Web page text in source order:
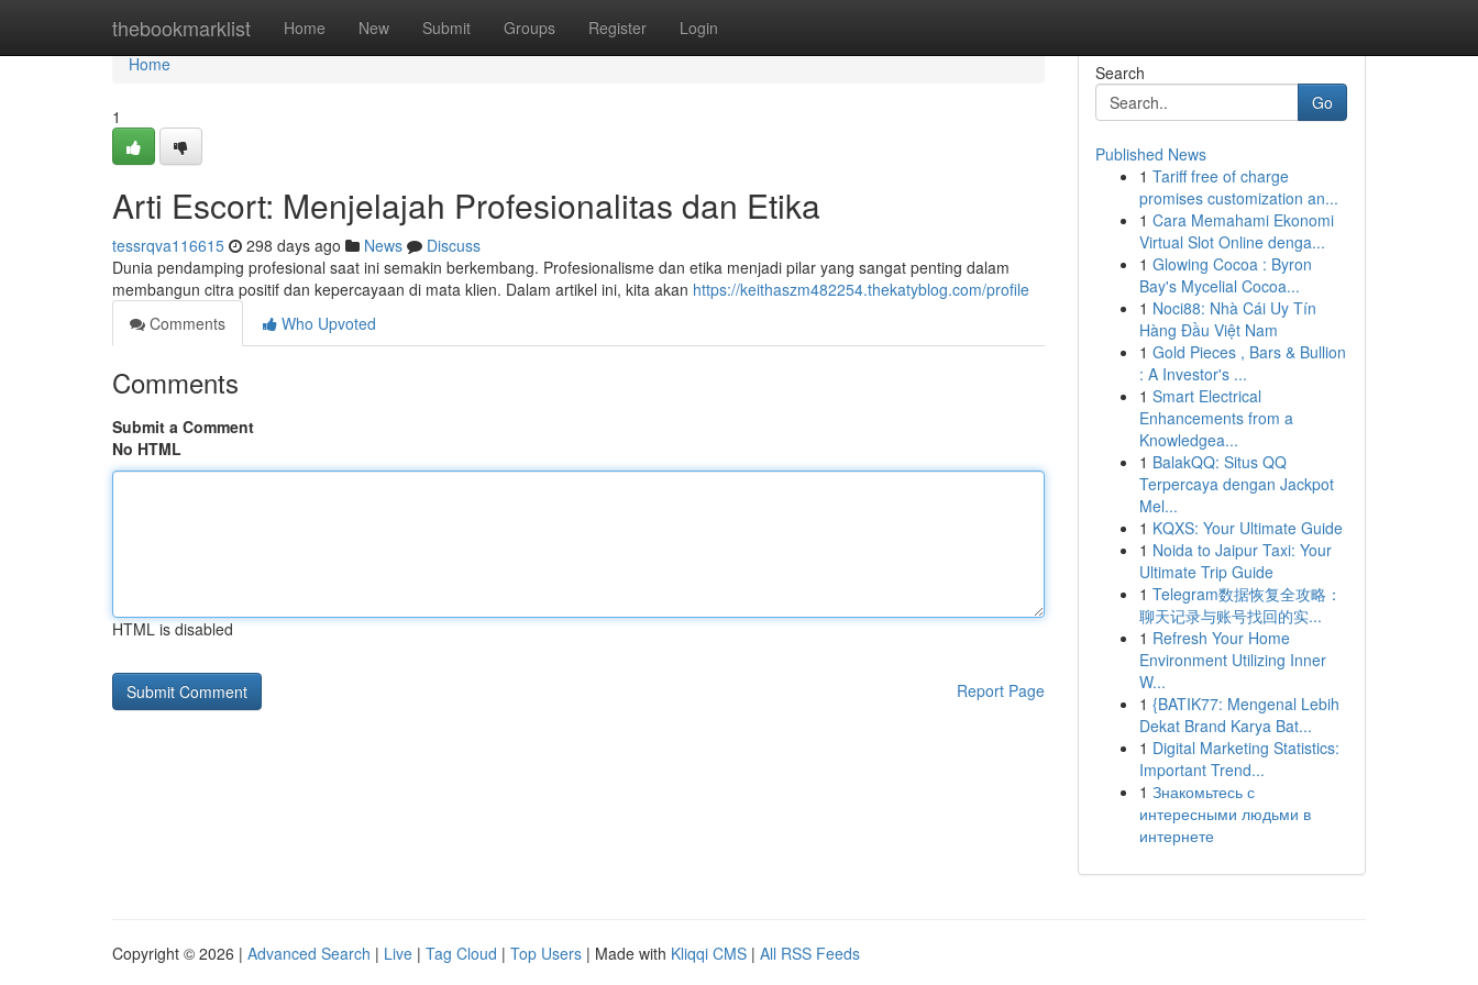
thebookmarklist Home New Submit Groups Register Login
Home
Home
1
Arti Escort: Menjelajah Profesionalitas dan Etika
tessrqva116615 298 days ago News
Discuss
Dunia pendamping profesional saat ini semakin berkembang. Profesionalisme dan etika menjadi pilar yang sangat penting dalam
membangun citra positif dan kepercayaan di mata klien. Dalam artikel ini, kita akan https://keithaszm482254.thekatyblog.com/profile
Comments
Who Upvoted
Comments
Submit a Comment
No HTML
HTML is disabled
Report Page
Search
Go
Published News
1 Tariff free of charge
promises customization an...
1 Cara Memahami Ekonomi
Virtual Slot Online denga...
1 Glowing Cocoa : Byron
Bay's Mycelial Cocoa...
1 Noci88: Nhà Cái Uy Tín
Hàng Đầu Việt Nam
1 Gold Pieces , Bars & Bullion
: A Investor's ...
1 Smart Electrical
Enhancements from a
Knowledgea...
1 BalakQQ: Situs QQ
Terpercaya dengan Jackpot
Mel...
1 KQXS: Your Ultimate Guide
1 Noida to Jaipur Taxi: Your
Ultimate Trip Guide
1 Telegram数据恢复全攻略：
聊天记录与账号找回的实...
1 Refresh Your Home
Environment Utilizing Inner
W...
1 {BATIK77: Mengenal Lebih
Dekat Brand Karya Bat...
1 Digital Marketing Statistics:
Important Trend...
1 Знакомьтесь с
интересными людьми в
интернете
Copyright © 2026 | Advanced Search | Live | Tag Cloud | Top Users | Made with Kliqqi CMS | All RSS Feeds